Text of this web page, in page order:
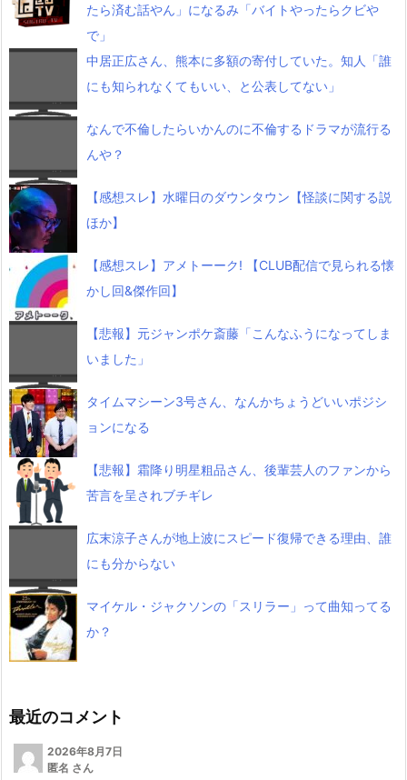
たら済む話やん」になるみ「バイトやったらクビや
で」
中居正広さん、熊本に多額の寄付していた。知人「誰
にも知られなくてもいい、と公表してない」
なんで不倫したらいかんのに不倫するドラマが流行る
んや？
【感想スレ】水曜日のダウンタウン【怪談に関する説
ほか】
【感想スレ】アメトーーク! 【CLUB配信で見られる懐
かし回&傑作回】
【悲報】元ジャンポケ斎藤「こんなふうになってしま
いました」
タイムマシーン3号さん、なんかちょうどいいポジシ
ョンになる
【悲報】霜降り明星粗品さん、後輩芸人のファンから
苦言を呈されブチギレ
広末涼子さんが地上波にスピード復帰できる理由、誰
にも分からない
マイケル・ジャクソンの「スリラー」って曲知ってる
か？
最近のコメント
2026年8月7日
匿名 さん